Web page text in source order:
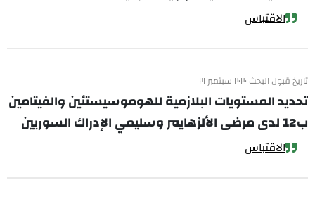
الاقتباس
تاريخ قبول البحث ٢٠٢٠ سبتمبر ٢١
تحديد المستويات البلازمية للهوموسيستئين والفيتامين
ب12 لدى مرضى الألزهايمر وسليمي الإدراك السوريين
الاقتباس